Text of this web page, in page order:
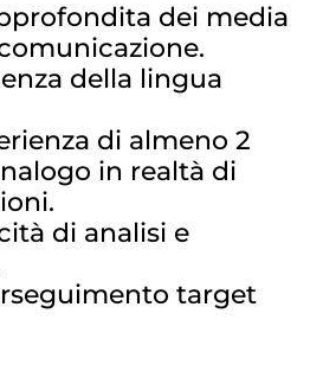
dei media
della lingua
di almeno 2
in realtà di
di analisi e
target